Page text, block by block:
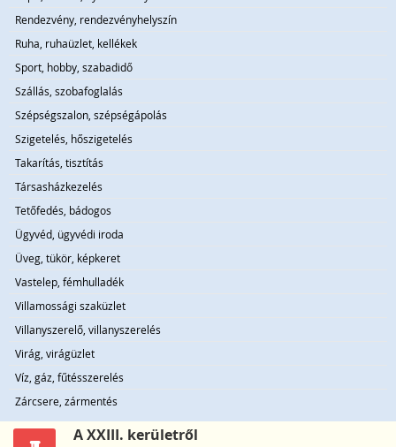
Rendezvény, rendezvényhelyszín
Ruha, ruhaüzlet, kellékek
Sport, hobby, szabadidő
Szállás, szobafoglalás
Szépségszalon, szépségápolás
Szigetelés, hőszigetelés
Takarítás, tisztítás
Társasházkezelés
Tetőfedés, bádogos
Ügyvéd, ügyvédi iroda
Üveg, tükör, képkeret
Vastelep, fémhulladék
Villamossági szaküzlet
Villanyszerelő, villanyszerelés
Virág, virágüzlet
Víz, gáz, fűtésszerelés
Zárcsere, zármentés
A XXIII. kerületről